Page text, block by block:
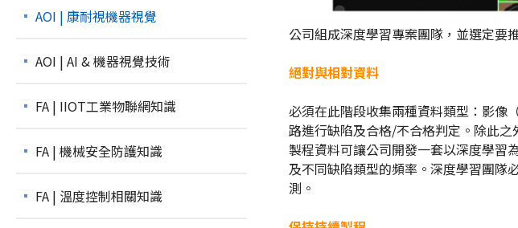
AOI | 康耐視機器視覺
AOI | AI & 機器視覺技術
FA | IIOT工業物聯網知識
FA | 機械安全防護知識
FA | 溫度控制相關知識
公司組成深度學習專案團隊，並選定要
絕對與相對資料
必須在此階段收集兩種資料類型：影像
路進行缺陷及合格/不合格判定。除此
製程資料可讓公司開發一套以深度學習
及不同缺陷類型的頻率。深度學習團隊
測。